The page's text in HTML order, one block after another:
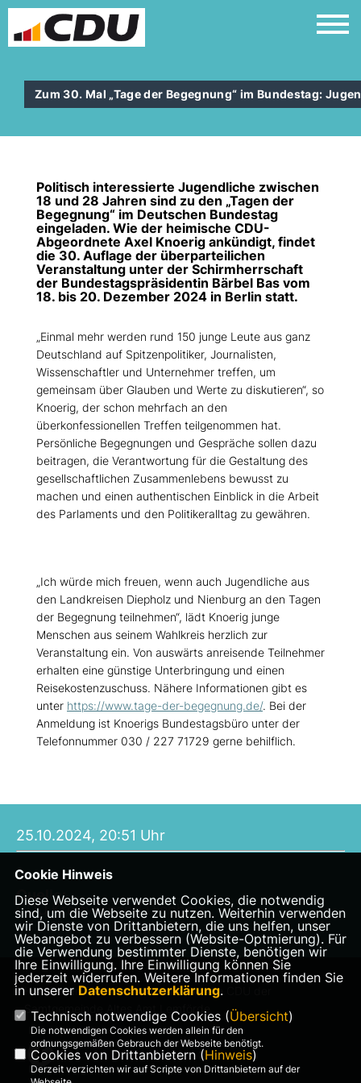
Zum 30. Mal „Tage der Begegnung“ im Bundestag:
Politisch interessierte Jugendliche zwischen
18 und 28 Jahren sind zu den „Tagen der
Begegnung“ im Deutschen Bundestag
eingeladen. Wie der heimische CDU-
Abgeordnete Axel Knoerig ankündigt, findet
die 30. Auflage der überparteilichen
Veranstaltung unter der Schirmherrschaft
der Bundestagspräsidentin Bärbel Bas vom
18. bis 20. Dezember 2024 in Berlin statt.
Einmal mehr werden rund 150 junge Leute aus ganz
Deutschland auf Spitzenpolitiker, Journalisten,
Wissenschaftler und Unternehmer treffen, um
gemeinsam über Glauben und Werte zu diskutieren“, so
Knoerig, der schon mehrfach an den
überkonfessionellen Treffen teilgenommen hat.
Persönliche Begegnungen und Gespräche sollen dazu
beitragen, die Verantwortung für die Gestaltung des
gesellschaftlichen Zusammenlebens bewusst zu
machen und einen authentischen Einblick in die Arbeit
des Parlaments und den Politikeralltag zu gewähren.
Ich würde mich freuen, wenn auch Jugendliche aus
den Landkreisen Diepholz und Nienburg an den Tagen
der Begegnung teilnehmen“, lädt Knoerig junge
Menschen aus seinem Wahlkreis herzlich zur
Veranstaltung ein. Von auswärts anreisende Teilnehmer
erhalten eine günstige Unterbringung und einen
Reisekostenzuschuss. Nähere Informationen gibt es
unter https://www.tage-der-begegnung.de/. Bei der
Anmeldung ist Knoerigs Bundestagsbüro unter der
Telefonnummer 030 / 227 71729 gerne behilflich.
25.10.2024, 20:51 Uhr
Quelle:
CDU Kreisverband Diepholz
Hier finden Sie Informationen über die CDU der
Samtgemeinde Altes Amt Lemförde
Cookie Hinweis
Diese Webseite verwendet Cookies, die notwendig
sind, um die Webseite zu nutzen. Weiterhin verwenden
wir Dienste von Drittanbietern, die uns helfen, unser
Webangebot zu verbessern (Website-Optmierung). Für
die Verwendung bestimmter Dienste, benötigen wir
Ihre Einwilligung. Ihre Einwilligung können Sie
jederzeit widerrufen. Weitere Informationen finden Sie
in unserer Datenschutzerklärung.
Technisch notwendige Cookies (Übersicht)
Die notwendigen Cookies werden allein für den
ordnungsgemäßen Gebrauch der Webseite benötigt.
Cookies von Drittanbietern (Hinweis)
Derzeit verzichten wir auf Scripte von Drittanbietern auf der